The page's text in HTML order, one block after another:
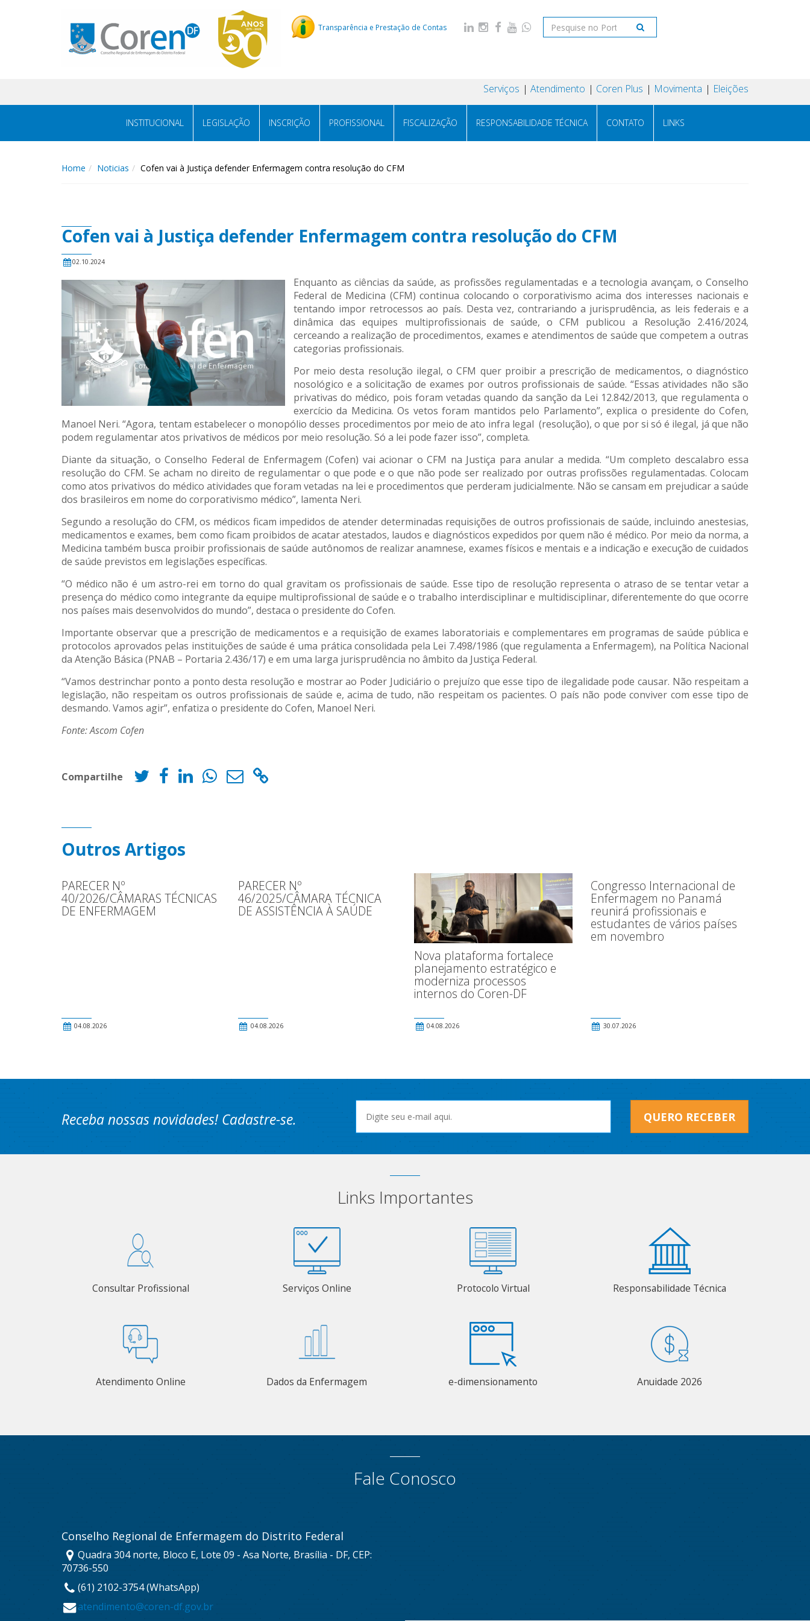
Transparência e Prestação de Contas
Serviços Atendimento Coren Plus Movimenta Eleições
INSTITUCIONAL LEGISLAÇÃO INSCRIÇÃO PROFISSIONAL FISCALIZAÇÃO RESPONSABILIDADE TÉCNICA CONTATO LINKS
Home Noticias Cofen vai à Justiça defender Enfermagem contra resolução do CFM
Cofen vai à Justiça defender Enfermagem contra resolução do CFM
02.10.2024
Enquanto as ciências da saúde, as profissões regulamentadas e a tecnologia avançam, o Conselho
Federal de Medicina (CFM) continua colocando o corporativismo acima dos interesses nacionais e
tentando impor retrocessos ao país. Desta vez, contrariando a jurisprudência, as leis federais e a
dinâmica das equipes multiprofissionais de saúde, o CFM publicou a Resolução 2.416/2024,
cerceando a realização de procedimentos, exames e atendimentos de saúde que competem a outras
categorias profissionais.
Por meio desta resolução ilegal, o CFM quer proibir a prescrição de medicamentos, o diagnóstico
nosológico e a solicitação de exames por outros profissionais de saúde. “Essas atividades não são
privativas do médico, pois foram vetadas quando da sanção da Lei 12.842/2013, que regulamenta o
exercício da Medicina. Os vetos foram mantidos pelo Parlamento”, explica o presidente do Cofen,
Manoel Neri. “Agora, tentam estabelecer o monopólio desses procedimentos por meio de ato infra legal (resolução), o que por si só é ilegal, já que não
podem regulamentar atos privativos de médicos por meio resolução. Só a lei pode fazer isso”, completa.
Diante da situação, o Conselho Federal de Enfermagem (Cofen) vai acionar o CFM na Justiça para anular a medida. “Um completo descalabro essa
resolução do CFM. Se acham no direito de regulamentar o que pode e o que não pode ser realizado por outras profissões regulamentadas. Colocam
como atos privativos do médico atividades que foram vetadas na lei e procedimentos que perderam judicialmente. Não se cansam em prejudicar a saúde
dos brasileiros em nome do corporativismo médico”, lamenta Neri.
Segundo a resolução do CFM, os médicos ficam impedidos de atender determinadas requisições de outros profissionais de saúde, incluindo anestesias,
medicamentos e exames, bem como ficam proibidos de acatar atestados, laudos e diagnósticos expedidos por quem não é médico. Por meio da norma, a
Medicina também busca proibir profissionais de saúde autônomos de realizar anamnese, exames físicos e mentais e a indicação e execução de cuidados
de saúde previstos em legislações específicas.
“O médico não é um astro-rei em torno do qual gravitam os profissionais de saúde. Esse tipo de resolução representa o atraso de se tentar vetar a
presença do médico como integrante da equipe multiprofissional de saúde e o trabalho interdisciplinar e multidisciplinar, diferentemente do que ocorre
nos países mais desenvolvidos do mundo”, destaca o presidente do Cofen.
Importante observar que a prescrição de medicamentos e a requisição de exames laboratoriais e complementares em programas de saúde pública e
protocolos aprovados pelas instituições de saúde é uma prática consolidada pela Lei 7.498/1986 (que regulamenta a Enfermagem), na Política Nacional
da Atenção Básica (PNAB – Portaria 2.436/17) e em uma larga jurisprudência no âmbito da Justiça Federal.
“Vamos destrinchar ponto a ponto desta resolução e mostrar ao Poder Judiciário o prejuízo que esse tipo de ilegalidade pode causar. Não respeitam a
legislação, não respeitam os outros profissionais de saúde e, acima de tudo, não respeitam os pacientes. O país não pode conviver com esse tipo de
desmando. Vamos agir”, enfatiza o presidente do Cofen, Manoel Neri.
Fonte: Ascom Cofen
Compartilhe
Outros Artigos
PARECER Nº
40/2026/CÂMARAS TÉCNICAS
DE ENFERMAGEM
04.08.2026
PARECER Nº
46/2025/CÂMARA TÉCNICA
DE ASSISTÊNCIA À SAÚDE
04.08.2026
Nova plataforma fortalece
planejamento estratégico e
moderniza processos
internos do Coren-DF
04.08.2026
Congresso Internacional de
Enfermagem no Panamá
reunirá profissionais e
estudantes de vários países
em novembro
30.07.2026
Receba nossas novidades! Cadastre-se. QUERO RECEBER
Links Importantes
Consultar Profissional Serviços Online Protocolo Virtual Responsabilidade Técnica
Atendimento Online Dados da Enfermagem e-dimensionamento Anuidade 2026
Fale Conosco
Conselho Regional de Enfermagem do Distrito Federal
Quadra 304 norte, Bloco E, Lote 09 - Asa Norte, Brasília - DF, CEP:
70736-550
(61) 2102-3754 (WhatsApp)
atendimento@coren-df.gov.br